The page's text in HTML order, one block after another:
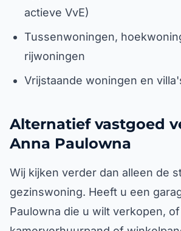
actieve VvE)
Tussenwoningen,
rijwoningen
Vrijstaande woningen en
Alternatief vastgoed
Anna Paulowna
Wij kijken verder dan alleen de
gezinswoning. Heeft u een
Paulowna die u wilt verkopen,